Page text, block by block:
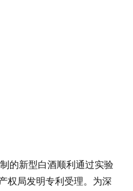
的新型白酒顺利通过实验
权局发明专利受理。为深